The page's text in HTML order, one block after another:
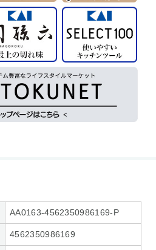
AA0163-4562350986169-P
4562350986169